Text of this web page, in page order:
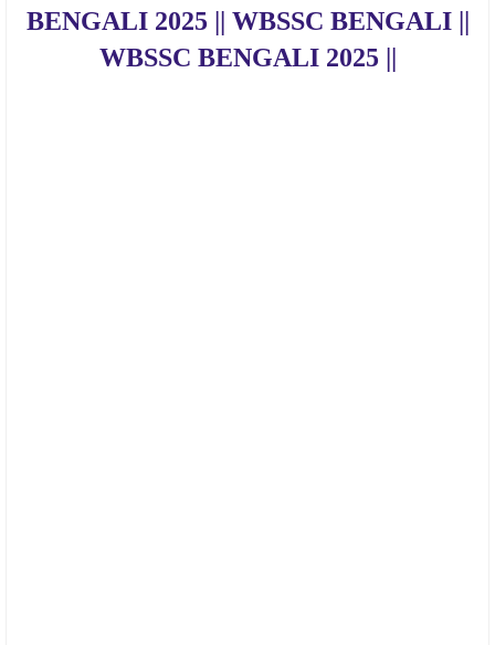
BENGALI 2025 || WBSSC BENGALI ||
WBSSC BENGALI 2025 ||